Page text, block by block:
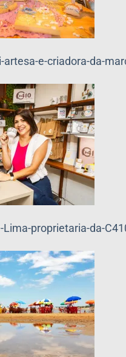
e-criadora-da-
proprietaria-da-